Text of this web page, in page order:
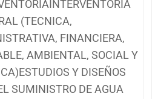
(TECNICA,
FINANCIERA,
AMBIENTAL, SOCIAL Y
Y DISEÑOS
SUMINISTRO DE AGUA